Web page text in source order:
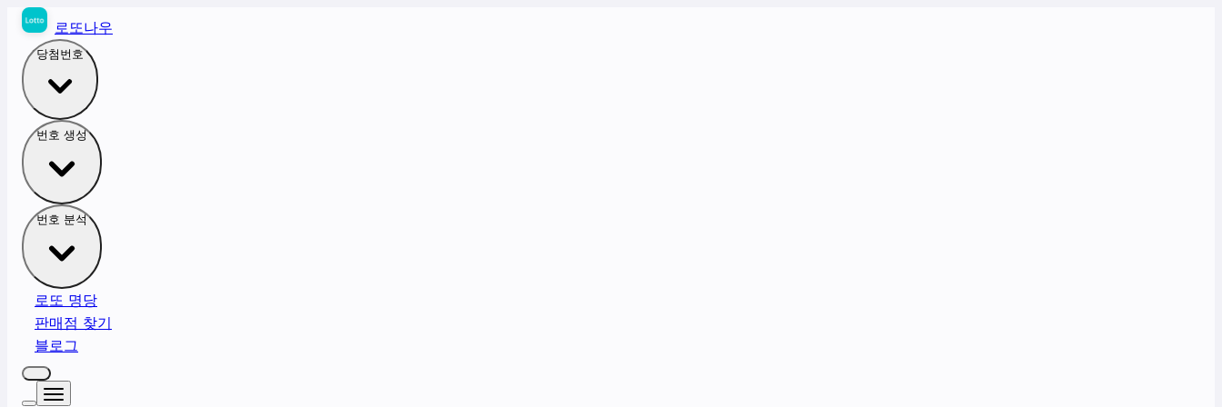
로또나우
당첨번호
번호 생성
번호 분석
로또 명당
판매점 찾기
블로그